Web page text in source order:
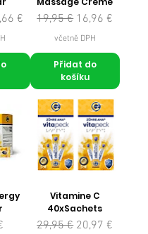
cena
€ Běžná cena
19,95 € Zvýhodněná
16,96 €
včetně DPH
Přidat do
košíku
Vitamine C
40xSachets
Běžná cena
29,95 € Zvýhodněná
20,97 €